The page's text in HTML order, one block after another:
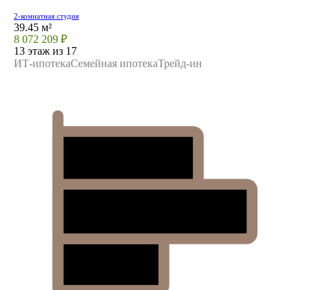
2-комнатная студия
39.45 м²
8 072 209 ₽
13 этаж из 17
ИТ-ипотекаСемейная ипотекаТрейд-ин